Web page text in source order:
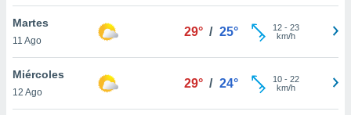
cookies
aceptar
Martes
11 Ago
29° / 25° 12- 23
km/h
Miércoles
12 Ago
29° / 24° 10- 22
km/h